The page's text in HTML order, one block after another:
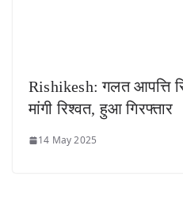
Rishikesh: गलत आपत्ति
मांगी रिश्वत, हुआ गिरफ्तार
14 May 2025